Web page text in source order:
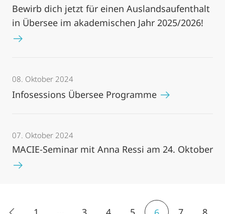
Bewirb dich jetzt für einen Auslandsaufenthalt
in Übersee im akademischen Jahr 2025/2026!
08. Oktober 2024
Infosessions Übersee Programme
07. Oktober 2024
MACIE-Seminar mit Anna Ressi am 24. Oktober